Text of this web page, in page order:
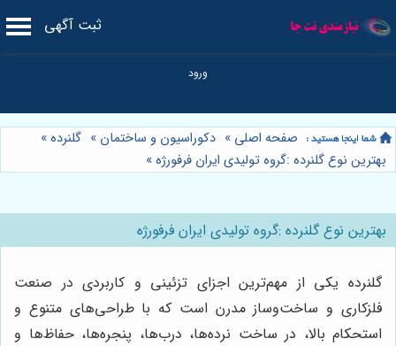
ثبت آگهی
صفحه اصلی » دکوراسیون و ساختمان » گلنرده»
بهترین نوع گلنرده :گروه تولیدی ایران فرفورژه»
بهترین نوع گلنرده :گروه تولیدی ایران فرفورژه
گلنرده یکی از مهم‌ترین اجزای تزئینی و کاربردی در صنعت
فلزکاری و ساخت‌وساز مدرن است که با طراحی‌­های متنوع و
استحکام بالا، در ساخت نرده‌ها، درب‌ها، پنجره‌ها، حفاظ‌ها و